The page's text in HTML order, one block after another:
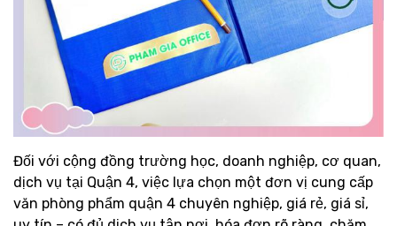
Đối với cộng đồng trường học, doanh nghiệp, cơ quan,
dịch vụ tại Quận 4, việc lựa chọn một đơn vị cung cấp
văn phòng phẩm quận 4 chuyên nghiệp, giá rẻ, giá sỉ,